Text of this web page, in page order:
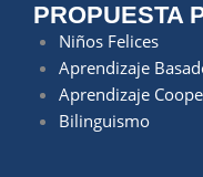
PROPUESTA
Niños Felices
Aprendizaje
Aprendizaje
Bilinguismo